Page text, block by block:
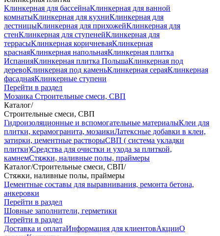
Клинкерная для бассейнаКлинкерная для ванной
комнатыКлинкерная для кухниКлинкерная для
лестницыКлинкерная для прихожейКлинкерная для
стенКлинкерная для ступенейКлинкерная для
террасыКлинкерная коричневаяКлинкерная
краснаяКлинкерная напольнаяКлинкерная плитка
ИспанияКлинкерная плитка ПольшаКлинкерная под
деревоКлинкерная под каменьКлинкерная сераяКлинкерная
фасаднаяКлинкерные ступени
Перейти в раздел
Мозаика Строительные смеси, СВП
Каталог/
Строительные смеси, СВП
Гидроизоляционные и вспомогательные материалыКлеи для
плитки, керамогранита, мозаикиЛатексные добавки в клеи,
затирки, цементные растворыСВП ( система укладки
плитки)Средства для очистки и ухода за плиткой,
камнемСтяжки, наливные полы, праймеры
Каталог/Строительные смеси, СВП/
Стяжки, наливные полы, праймеры
Цементные составы для выравнивания, ремонта бетона,
анкеровки
Перейти в раздел
Шовные заполнители, герметики
Перейти в раздел
Доставка и оплатаИнформация для клиентовАкцииО